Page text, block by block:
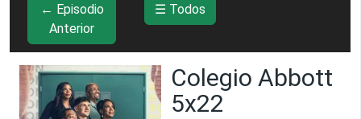
← Episodio
Anterior
☰ Todos
Colegio Abbott
5x22